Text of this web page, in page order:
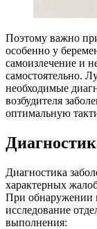
Поэтому важно
особенно у
самоизлечение и
самостоятельно.
необходимые
возбудителя
оптимальную
Диагностика
характерных
При обнаружении
исследование
выполнения: